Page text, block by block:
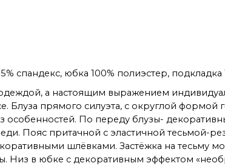
спандекс, юбка 100% полиэстер, подкладка
а настоящим выражением
Блуза прямого силуэта, с округлой
особенностей. По переду блузы-
Пояс притачной с эластичной тесьмой-
шлёвками. Застёжка на тесьму
в юбке с декоративным эффектом